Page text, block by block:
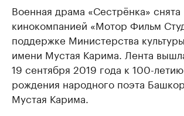
Военная драма «Сестрёнка» снята
кинокомпанией «Мотор Фильм
поддержке Министерства
имени Мустая Карима. Лента
19 сентября 2019 года к 100-
рождения народного поэта
Мустая Карима.